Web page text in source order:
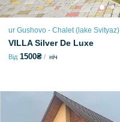
ur Gushovo - Chalet (lake Svіtyaz)
VILLA Silver De Luxe
Від 1500₴ ніч